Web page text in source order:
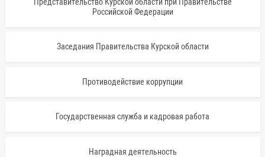
Российской Федерации
Заседания Правительства Курской области
Противодействие коррупции
Государственная служба и кадровая работа
Наградная деятельность